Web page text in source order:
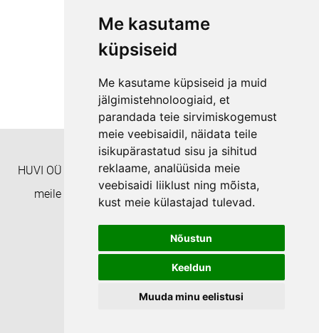
Me kasutame
küpsiseid
Me kasutame küpsiseid ja muid
jälgimistehnoloogiaid, et
parandada teie sirvimiskogemust
meie veebisaidil, näidata teile
isikupärastatud sisu ja sihitud
reklaame, analüüsida meie
veebisaidi liiklust ning mõista,
kust meie külastajad tulevad.
Nõustun
Keeldun
Muuda minu eelistusi
HUVI OÜ Täienduskoolitusasutus EHISe ID: 8332 Helista
meile numbril +372 55938233 või kirjuta aadressil
Privaatsuspoliitika